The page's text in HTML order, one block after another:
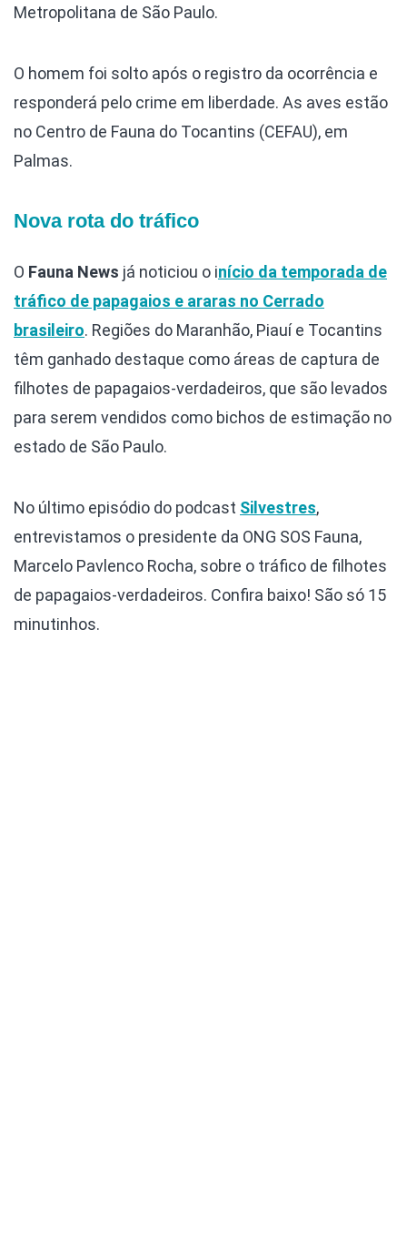
Metropolitana de São Paulo.
O homem foi solto após o registro da ocorrência e
responderá pelo crime em liberdade. As aves estão
no Centro de Fauna do Tocantins (CEFAU), em
Palmas.
Nova rota do tráfico
O Fauna News já noticiou o início da temporada de
tráfico de papagaios e araras no Cerrado
brasileiro. Regiões do Maranhão, Piauí e Tocantins
têm ganhado destaque como áreas de captura de
filhotes de papagaios-verdadeiros, que são levados
para serem vendidos como bichos de estimação no
estado de São Paulo.
No último episódio do podcast Silvestres,
entrevistamos o presidente da ONG SOS Fauna,
Marcelo Pavlenco Rocha, sobre o tráfico de filhotes
de papagaios-verdadeiros. Confira baixo! São só 15
minutinhos.